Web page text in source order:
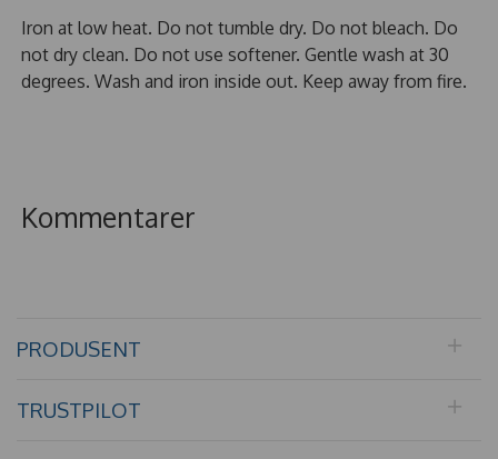
Iron at low heat. Do not tumble dry. Do not bleach. Do
not dry clean. Do not use softener. Gentle wash at 30
degrees. Wash and iron inside out. Keep away from fire.
Kommentarer
PRODUSENT
TRUSTPILOT